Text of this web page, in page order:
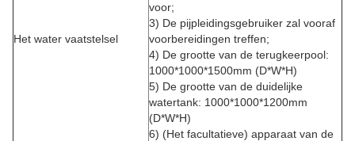
Het water vaatstelsel
voor;
3) De pijpleidingsgebruiker zal vooraf
voorbereidingen treffen;
4) De grootte van de terugkeerpool:
1000*1000*1500mm (D*W*H)
5) De grootte van de duidelijke
watertank: 1000*1000*1200mm
(D*W*H)
6) (Het facultatieve) apparaat van de